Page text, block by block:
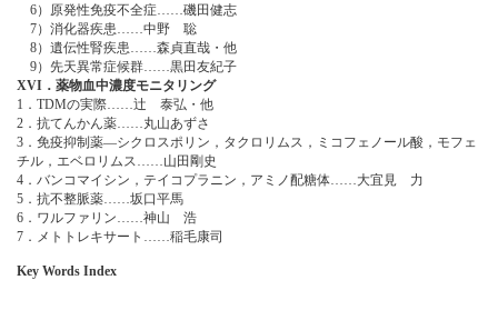
6）原発性免疫不全症……磯田健志
7）消化器疾患……中野 聡
8）遺伝性腎疾患……森貞直哉・他
9）先天異常症候群……黒田友紀子
XVI．薬物血中濃度モニタリング
1．TDMの実際……辻 泰弘・他
2．抗てんかん薬……丸山あずさ
3．免疫抑制薬―シクロスポリン，タクロリムス，ミコフェノール酸，モフェ
チル，エベロリムス……山田剛史
4．バンコマイシン，テイコプラニン，アミノ配糖体……大宜見 力
5．抗不整脈薬……坂口平馬
6．ワルファリン……神山 浩
7．メトトレキサート……稲毛康司
Key Words Index